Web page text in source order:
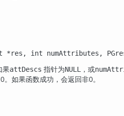
*res, int numAttributes,
果attDescs 指针为NULL ，或
如果函数成功，会返回非0。